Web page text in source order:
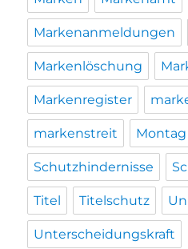
Markenanmeldungen
Markenlöschung
Markenregister
markenstreit Montag
Schutzhindernisse
Titel Titelschutz
Unterscheidungskraft